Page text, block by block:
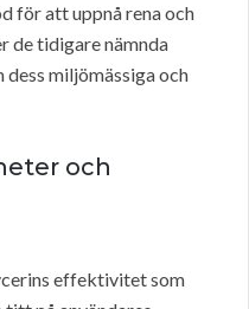
för att uppnå rena och
de tidigare nämnda
dess miljömässiga och
och
effektivitet som